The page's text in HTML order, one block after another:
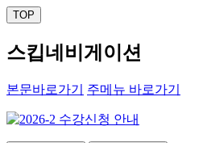
TOP
스킵네비게이션
본문바로가기 주메뉴 바로가기